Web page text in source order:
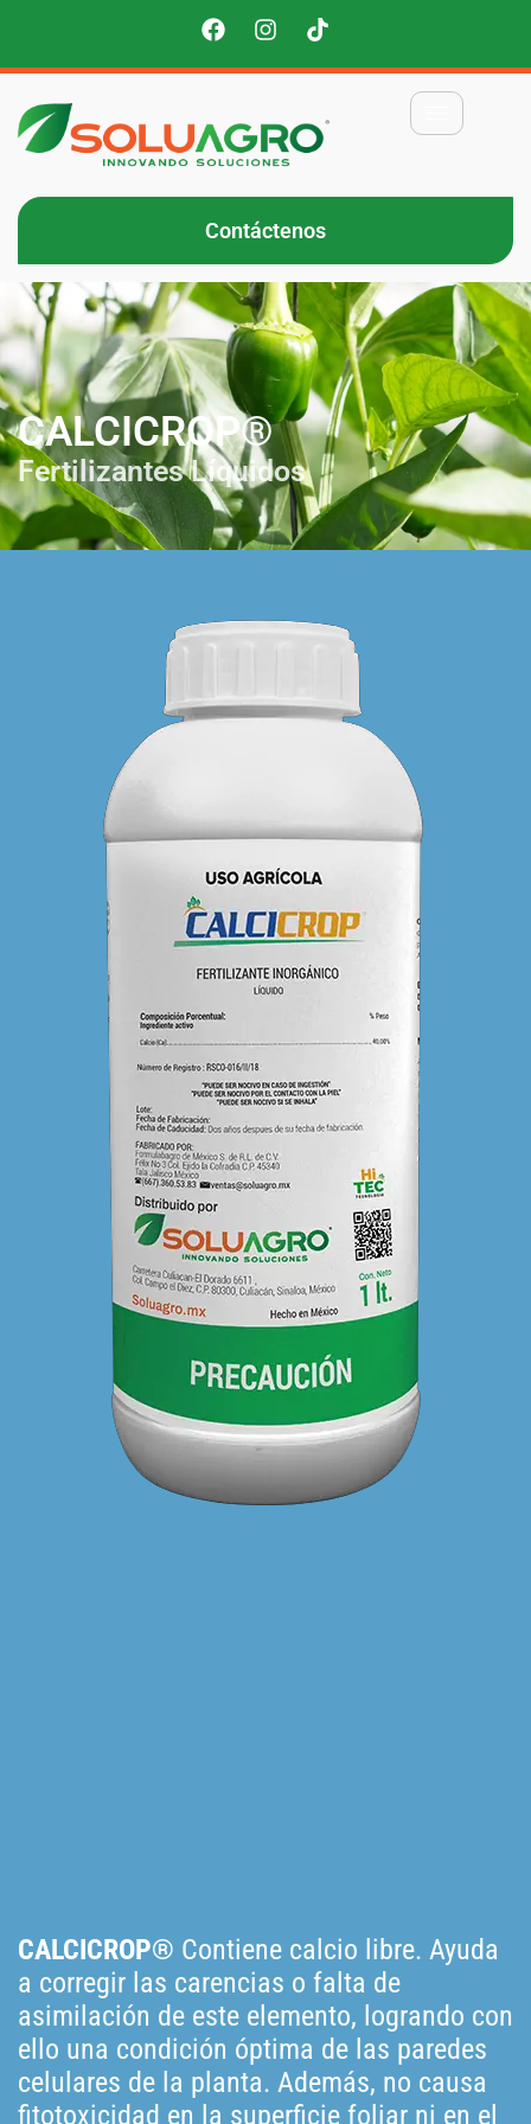
Contáctenos
CALCICROP®
CALCICROP®
Fertilizantes Líquidos
CALCICROP® Contiene calcio libre. Ayuda
a corregir las carencias o falta de
asimilación de este elemento, logrando con
ello una condición óptima de las paredes
celulares de la planta. Además, no causa
fitotoxicidad en la superficie foliar ni en el